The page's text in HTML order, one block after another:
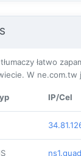
łatwo
W ne.com.tw
IP/Cel